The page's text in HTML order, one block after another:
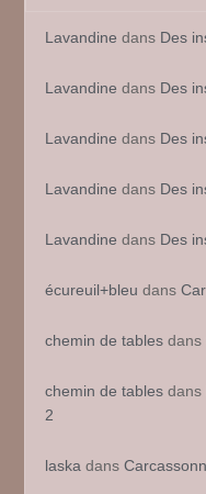
Lavandine dans Des
Lavandine dans Des
Lavandine dans Des
Lavandine dans Des
Lavandine dans Des
écureuil+bleu dans
chemin de tables dans
chemin de tables dans
2
laska dans